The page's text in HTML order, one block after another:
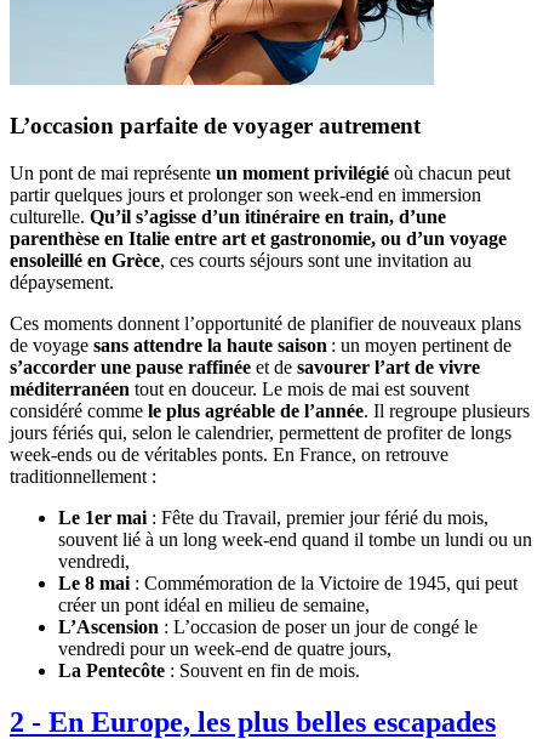
L’occasion parfaite de voyager autrement
Un pont de mai représente un moment privilégié où chacun peut
partir quelques jours et prolonger son week-end en immersion
culturelle. Qu’il s’agisse d’un itinéraire en train, d’une
parenthèse en Italie entre art et gastronomie, ou d’un voyage
ensoleillé en Grèce, ces courts séjours sont une invitation au
dépaysement.
Ces moments donnent l’opportunité de planifier de nouveaux plans
de voyage sans attendre la haute saison : un moyen pertinent de
s’accorder une pause raffinée et de savourer l’art de vivre
méditerranéen tout en douceur. Le mois de mai est souvent
considéré comme le plus agréable de l’année. Il regroupe plusieurs
jours fériés qui, selon le calendrier, permettent de profiter de longs
week-ends ou de véritables ponts. En France, on retrouve
traditionnellement :
Le 1er mai : Fête du Travail, premier jour férié du mois,
souvent lié à un long week-end quand il tombe un lundi ou un
vendredi,
Le 8 mai : Commémoration de la Victoire de 1945, qui peut
créer un pont idéal en milieu de semaine,
L’Ascension : L’occasion de poser un jour de congé le
vendredi pour un week-end de quatre jours,
La Pentecôte : Souvent en fin de mois.
2 - En Europe, les plus belles escapades